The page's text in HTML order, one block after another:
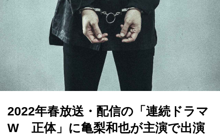
2022年春放送・配信の「連続ドラマ
W 正体」に亀梨和也が主演で出演